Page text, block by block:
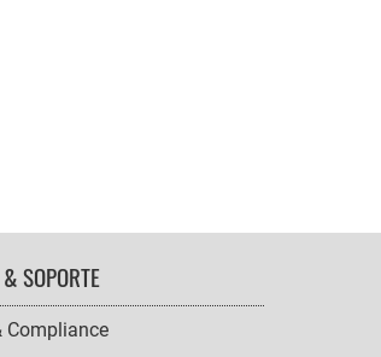
SOPORTE
Compliance